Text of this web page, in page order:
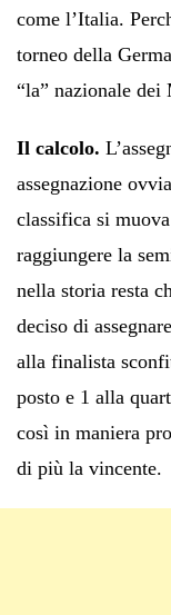
come l’Italia.
torneo della
“la” nazionale dei
Il calcolo.
assegnazione
classifica si
raggiungere la
nella storia resta
deciso di
alla finalista
posto e 1 alla
così in maniera
di più la vincente.